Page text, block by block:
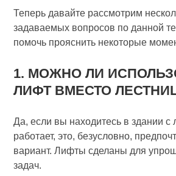
Теперь давайте рассмотрим
задаваемых вопросов по данной
помочь прояснить некоторые
1. МОЖНО ЛИ
ЛИФТ ВМЕСТО
Да, если вы находитесь в здании с
работает, это, безусловно,
вариант. Лифты сделаны для
задач.